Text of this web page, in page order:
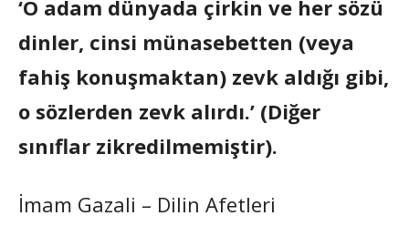
‘O adam dünyada çirkin ve her sözü
dinler, cinsi münasebetten (veya
fahiş konuşmaktan) zevk aldığı gibi,
o sözlerden zevk alırdı.’ (Diğer
sınıflar zikredilmemiştir).
İmam Gazali – Dilin Afetleri